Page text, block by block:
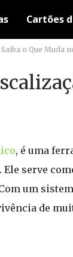
Cartões
o Que Muda
, é uma
. Ele serve
um
de